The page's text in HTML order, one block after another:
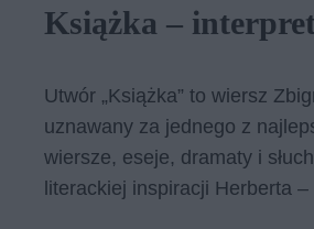
Książka –
Utwór „Książka” to wiersz
uznawany za jednego z
wiersze, eseje, dramaty i
literackiej inspiracji Herberta –